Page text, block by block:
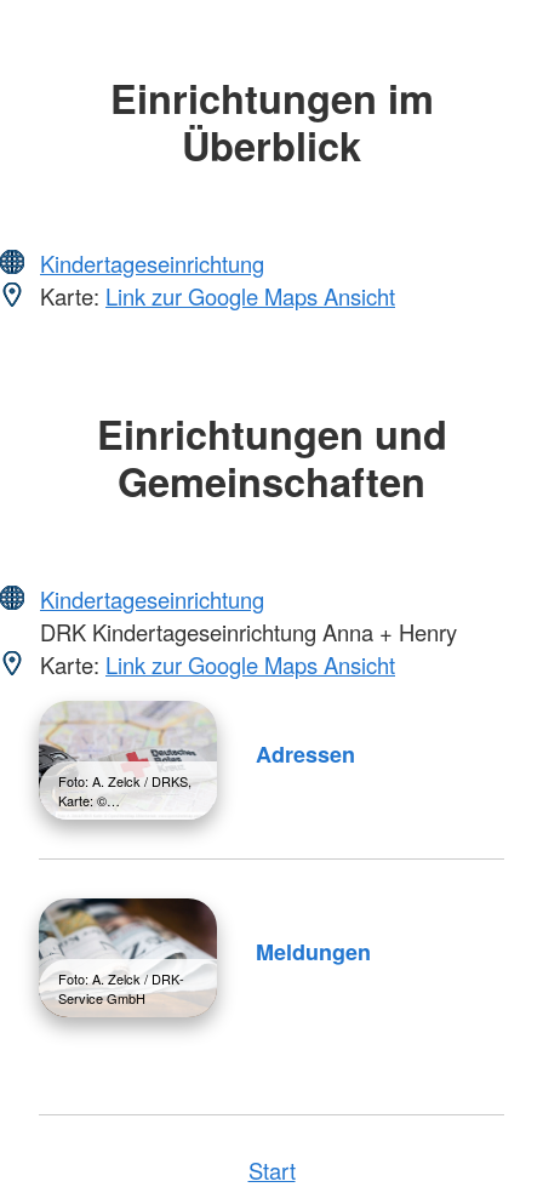
Einrichtungen im
Überblick
Kindertageseinrichtung
Karte: Link zur Google Maps Ansicht
Einrichtungen und
Gemeinschaften
Kindertageseinrichtung
DRK Kindertageseinrichtung Anna + Henry
Karte: Link zur Google Maps Ansicht
Foto: A. Zelck / DRKS,
Karte: ©…
Adressen
Foto: A. Zelck / DRK-
Service GmbH
Meldungen
Start